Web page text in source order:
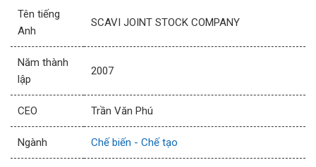
Tên tiếng
Anh
SCAVI JOINT STOCK COMPANY
Năm thành
lập
2007
CEO Trần Văn Phú
Ngành Chế biến - Chế tạo